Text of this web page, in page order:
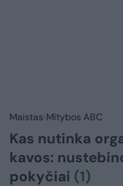
Maistas Mitybos ABC
Kas nutinka
kavos:
pokyčiai (1)